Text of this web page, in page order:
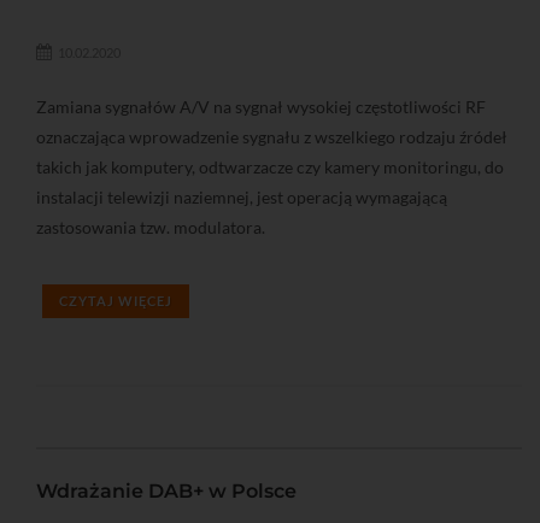
Zamiana sygnałów A/V na sygnał wysokiej częstotliwości RF
oznaczająca wprowadzenie sygnału z wszelkiego rodzaju źródeł
takich jak komputery, odtwarzacze czy kamery monitoringu, do
instalacji telewizji naziemnej, jest operacją wymagającą
zastosowania tzw. modulatora.
CZYTAJ WIĘCEJ
Wdrażanie DAB+ w Polsce